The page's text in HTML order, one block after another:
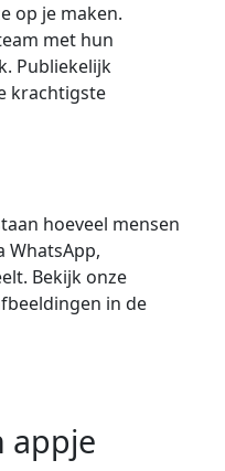
op je maken.
met hun
Publiekelijk
krachtigste
hoeveel mensen
WhatsApp,
Bekijk onze
in de
appje